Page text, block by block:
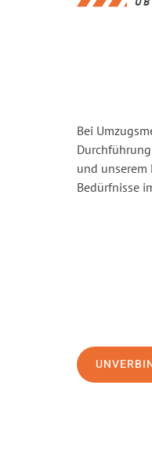
Bei
und unserem
Bedürfnisse